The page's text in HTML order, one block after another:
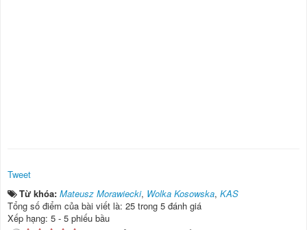
Tweet
Từ khóa: Mateusz Morawiecki, Wolka Kosowska, KAS
Tổng số điểm của bài viết là: 25 trong 5 đánh giá
Xếp hạng: 5 - 5 phiếu bầu